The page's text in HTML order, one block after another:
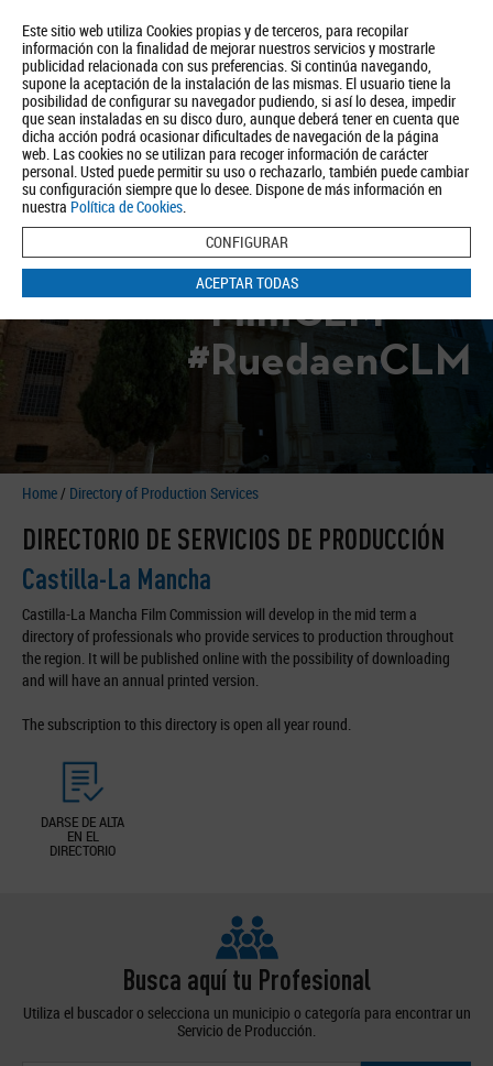
Este sitio web utiliza Cookies propias y de terceros, para recopilar
información con la finalidad de mejorar nuestros servicios y mostrarle
publicidad relacionada con sus preferencias. Si continúa navegando,
supone la aceptación de la instalación de las mismas. El usuario tiene la
posibilidad de configurar su navegador pudiendo, si así lo desea, impedir
que sean instaladas en su disco duro, aunque deberá tener en cuenta que
dicha acción podrá ocasionar dificultades de navegación de la página
web. Las cookies no se utilizan para recoger información de carácter
personal. Usted puede permitir su uso o rechazarlo, también puede cambiar
su configuración siempre que lo desee. Dispone de más información en
nuestra Política de Cookies.
CONFIGURAR
ACEPTAR TODAS
About us Tourism Política de Privacidad Aviso Legal Política de Cookies
BUSCAR
#FilmCLM
#RuedaenCLM
Home/ Directory of Production Services
DIRECTORIO DE SERVICIOS DE PRODUCCIÓN
Castilla-La Mancha
Castilla-La Mancha Film Commission will develop in the mid term a
directory of professionals who provide services to production throughout
the region. It will be published online with the possibility of downloading
and will have an annual printed version.
The subscription to this directory is open all year round.
DARSE DE ALTA
EN EL
DIRECTORIO
Busca aquí tu Profesional
Utiliza el buscador o selecciona un municipio o categoría para encontrar un
Servicio de Producción.